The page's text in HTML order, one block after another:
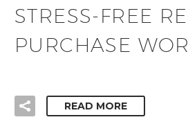
STRESS-FREE
PURCHASE
READ MORE